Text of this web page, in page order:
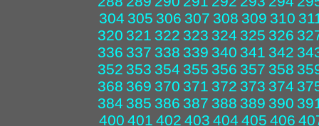
304 305 306 307 308 309 310
320 321 322 323 324 325 326
336 337 338 339 340 341 342
352 353 354 355 356 357 358
368 369 370 371 372 373 374
384 385 386 387 388 389 390
400 401 402 403 404 405 406